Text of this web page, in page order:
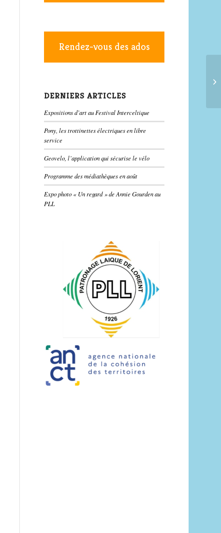
Rendez-vous des ados
DERNIERS ARTICLES
Expositions d’art au Festival Interceltique
Pony, les trottinettes électriques en libre
service
Geovelo, l’application qui sécurise le vélo
Programme des médiathèques en août
Expo photo « Un regard » de Annie Gourden au
PLL